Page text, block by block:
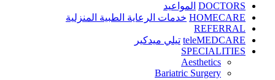
DOCTORS المواعيد
HOMECARE خدمات الرعاية الطبية المنزلية
REFERRAL
teleMEDCARE تيلي ميدكير
SPECIALITIES
Aesthetics
Bariatric Surgery